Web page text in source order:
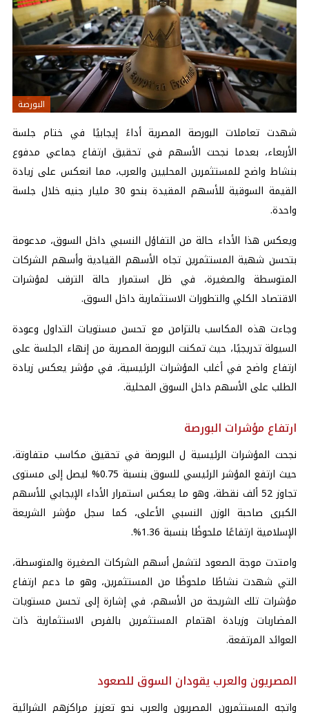
البورصة
شهدت تعاملات البورصة المصرية أداءً إيجابيًا في ختام جلسة
الأربعاء، بعدما نجحت الأسهم في تحقيق ارتفاع جماعي مدفوع
بنشاط واضح للمستثمرين المحليين والعرب، مما انعكس على زيادة
القيمة السوقية للأسهم المقيدة بنحو 30 مليار جنيه خلال جلسة
واحدة.
ويعكس هذا الأداء حالة من التفاؤل النسبي داخل السوق، مدعومة
بتحسن شهية المستثمرين تجاه الأسهم القيادية وأسهم الشركات
المتوسطة والصغيرة، في ظل استمرار حالة الترقب لمؤشرات
الاقتصاد الكلي والتطورات الاستثمارية داخل السوق.
وجاءت هذه المكاسب بالتزامن مع تحسن مستويات التداول وعودة
السيولة تدريجيًا، حيث تمكنت البورصة المصرية من إنهاء الجلسة على
ارتفاع واضح في أغلب المؤشرات الرئيسية، في مؤشر يعكس زيادة
الطلب على الأسهم داخل السوق المحلية.
ارتفاع مؤشرات البورصة
نجحت المؤشرات الرئيسية ل البورصة في تحقيق مكاسب متفاوتة،
حيث ارتفع المؤشر الرئيسي للسوق بنسبة 0.75% ليصل إلى مستوى
تجاوز 52 ألف نقطة، وهو ما يعكس استمرار الأداء الإيجابي للأسهم
الكبرى صاحبة الوزن النسبي الأعلى، كما سجل مؤشر الشريعة
الإسلامية ارتفاعًا ملحوظًا بنسبة 1.36%.
وامتدت موجة الصعود لتشمل أسهم الشركات الصغيرة والمتوسطة،
التي شهدت نشاطًا ملحوظًا من المستثمرين، وهو ما دعم ارتفاع
مؤشرات تلك الشريحة من الأسهم، في إشارة إلى تحسن مستويات
المضاربات وزيادة اهتمام المستثمرين بالفرص الاستثمارية ذات
العوائد المرتفعة.
المصريون والعرب يقودان السوق للصعود
واتجه المستثمرون المصريون والعرب نحو تعزيز مراكزهم الشرائية